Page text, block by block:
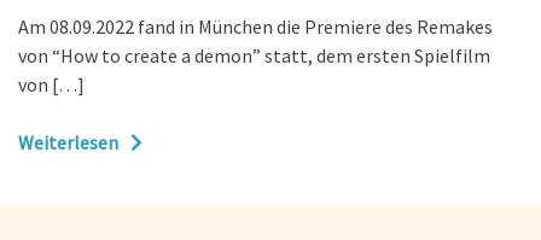
Am 08.09.2022 fand in München die Premiere des Remakes
von “How to create a demon” statt, dem ersten Spielfilm
von […]
Weiterlesen